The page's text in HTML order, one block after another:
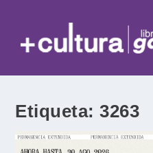
Etiqueta:3263